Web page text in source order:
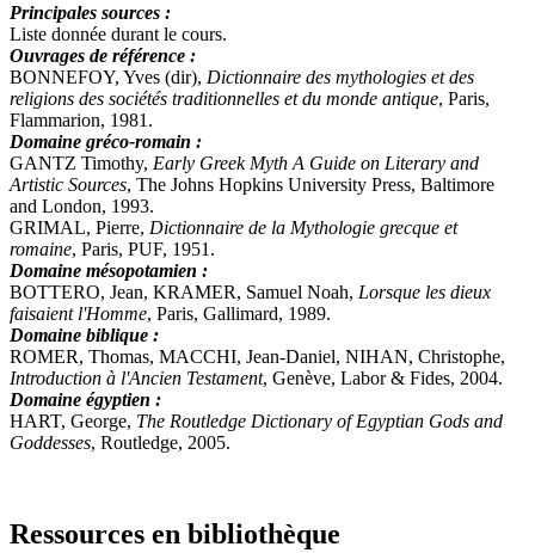
Principales sources :
Liste donnée durant le cours.
Ouvrages de référence :
BONNEFOY, Yves (dir), Dictionnaire des mythologies et des
religions des sociétés traditionnelles et du monde antique, Paris,
Flammarion, 1981.
Domaine gréco-romain :
GANTZ Timothy, Early Greek Myth A Guide on Literary and
Artistic Sources, The Johns Hopkins University Press, Baltimore
and London, 1993.
GRIMAL, Pierre, Dictionnaire de la Mythologie grecque et
romaine, Paris, PUF, 1951.
Domaine mésopotamien :
BOTTERO, Jean, KRAMER, Samuel Noah, Lorsque les dieux
faisaient l'Homme, Paris, Gallimard, 1989.
Domaine biblique :
ROMER, Thomas, MACCHI, Jean-Daniel, NIHAN, Christophe,
Introduction à l'Ancien Testament, Genève, Labor & Fides, 2004.
Domaine égyptien :
HART, George, The Routledge Dictionary of Egyptian Gods and
Goddesses, Routledge, 2005.
Ressources en bibliothèque